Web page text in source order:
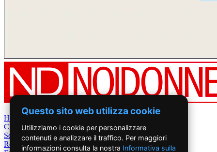
Home
Chi Siamo
Settimanale
Rete News
Questo sito web utilizza cookie
Utilizziamo i cookie per personalizzare
contenuti e analizzare il traffico. Per maggiori
informazioni consulta la nostra Informativa sulla